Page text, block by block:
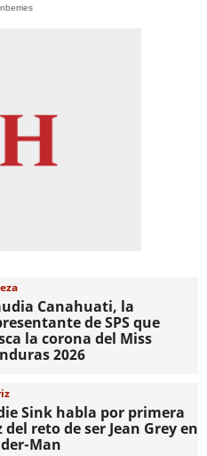
Canahuati, la
de SPS que
la corona del Miss
2026
Sink habla por primera
del reto de ser Jean Grey en
Man